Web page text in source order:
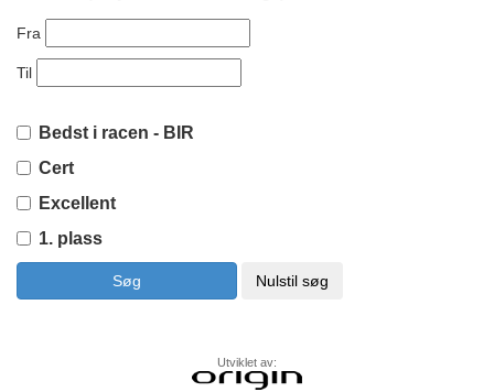
Fra
Til
Bedst i racen - BIR
Cert
Excellent
1. plass
Utviklet av: